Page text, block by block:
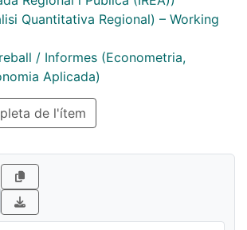
not for manufactures.
Quantitativa Regional) – Working
/ Informes (Econometria,
Aplicada)
de l'ítem